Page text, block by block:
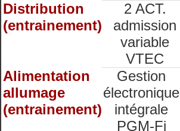
Distribution
(entrainement)
2 ACT.
admission
variable
VTEC
Alimentation
allumage
(entrainement)
Gestion
électronique
intégrale
PGM-Fi